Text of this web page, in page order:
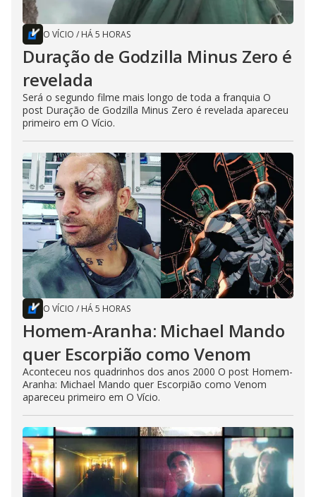
O VÍCIO / HÁ 5 HORAS
Duração de Godzilla Minus Zero é
revelada
Será o segundo filme mais longo de toda a franquia O
post Duração de Godzilla Minus Zero é revelada apareceu
primeiro em O Vício.
O VÍCIO / HÁ 5 HORAS
Homem-Aranha: Michael Mando
quer Escorpião como Venom
Aconteceu nos quadrinhos dos anos 2000 O post Homem-
Aranha: Michael Mando quer Escorpião como Venom
apareceu primeiro em O Vício.